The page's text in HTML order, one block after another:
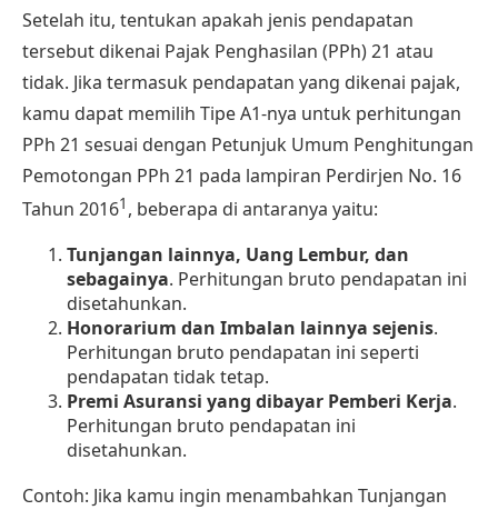
Setelah itu, tentukan apakah jenis pendapatan
tersebut dikenai Pajak Penghasilan (PPh) 21 atau
tidak. Jika termasuk pendapatan yang dikenai pajak,
kamu dapat memilih Tipe A1-nya untuk perhitungan
PPh 21 sesuai dengan Petunjuk Umum Penghitungan
Pemotongan PPh 21 pada lampiran Perdirjen No. 16
Tahun 20161 , beberapa di antaranya yaitu:
Tunjangan lainnya, Uang Lembur, dan
sebagainya. Perhitungan bruto pendapatan ini
disetahunkan.
Honorarium dan Imbalan lainnya sejenis.
Perhitungan bruto pendapatan ini seperti
pendapatan tidak tetap.
Premi Asuransi yang dibayar Pemberi Kerja.
Perhitungan bruto pendapatan ini
disetahunkan.
Contoh: Jika kamu ingin menambahkan Tunjangan